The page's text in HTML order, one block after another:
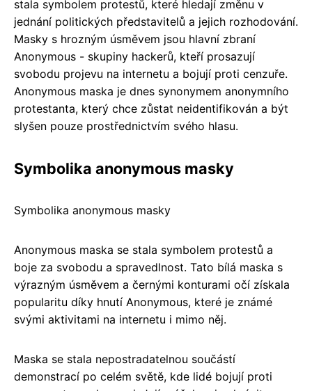
stala symbolem protestů, které hledají změnu v
jednání politických představitelů a jejich rozhodování.
Masky s hrozným úsměvem jsou hlavní zbraní
Anonymous - skupiny hackerů, kteří prosazují
svobodu projevu na internetu a bojují proti cenzuře.
Anonymous maska je dnes synonymem anonymního
protestanta, který chce zůstat neidentifikován a být
slyšen pouze prostřednictvím svého hlasu.
Symbolika anonymous masky
Symbolika anonymous masky
Anonymous maska se stala symbolem protestů a
boje za svobodu a spravedlnost. Tato bílá maska s
výrazným úsměvem a černými konturami očí získala
popularitu díky hnutí Anonymous, které je známé
svými aktivitami na internetu i mimo něj.
Maska se stala nepostradatelnou součástí
demonstrací po celém světě, kde lidé bojují proti